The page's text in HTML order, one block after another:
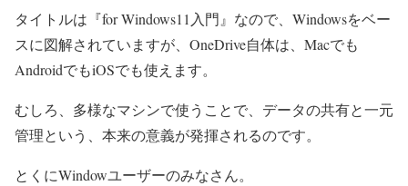
タイトルは『for Windows11入門』なので、Windowsをベー
スに図解されていますが、OneDrive自体は、Macでも
AndroidでもiOSでも使えます。
むしろ、多様なマシンで使うことで、データの共有と一元
管理という、本来の意義が発揮されるのです。
とくにWindowユーザーのみなさん。